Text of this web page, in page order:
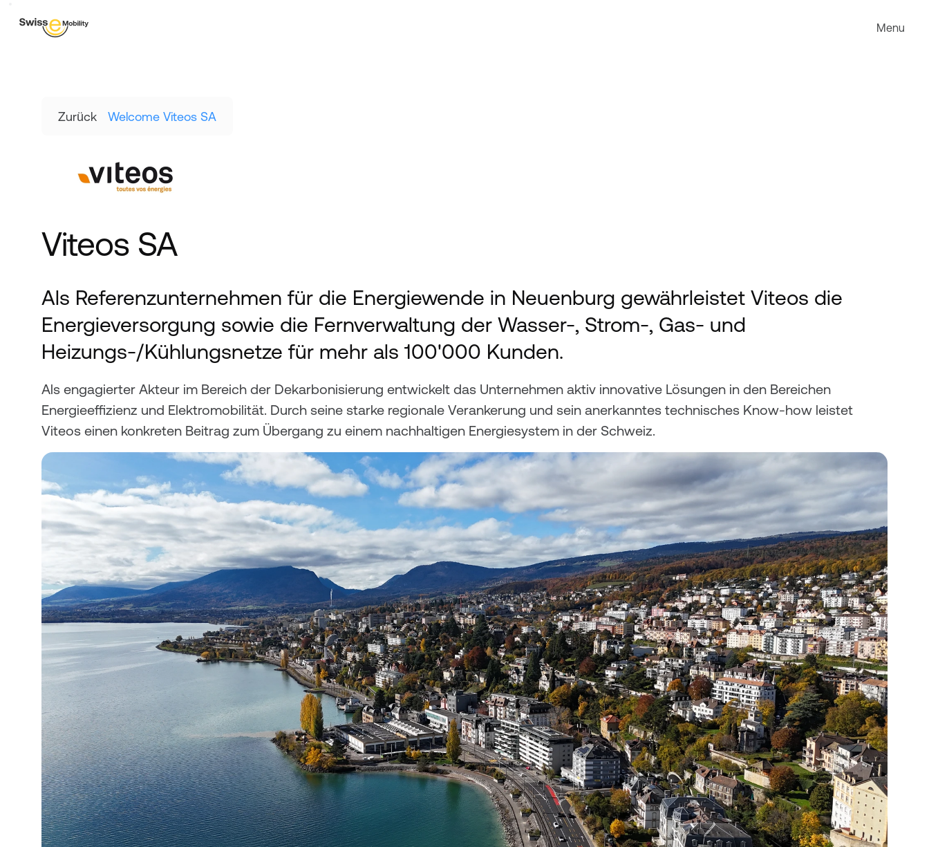
Zurück Welcome Viteos SA
Viteos SA
Als Referenzunternehmen für die Energiewende in Neuenburg gewährleistet Viteos die
Energieversorgung sowie die Fernverwaltung der Wasser-, Strom-, Gas- und
Heizungs-/Kühlungsnetze für mehr als 100'000 Kunden.
Als engagierter Akteur im Bereich der Dekarbonisierung entwickelt das Unternehmen aktiv innovative Lösungen in den Bereichen
Energieeffizienz und Elektromobilität. Durch seine starke regionale Verankerung und sein anerkanntes technisches Know-how leistet
Viteos einen konkreten Beitrag zum Übergang zu einem nachhaltigen Energiesystem in der Schweiz.
Menu